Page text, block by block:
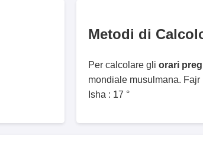
Metodi di
Per calcolare gli orari
mondiale musulmana. Fajr
Isha : 17 °